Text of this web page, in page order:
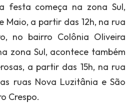
festa começa na zona Sul,
Maio, a partir das 12h, na rua
no bairro Colônia Oliveira
zona Sul, acontece também
a partir das 15h, na rua
ruas Nova Luzitânia e São
Crespo.